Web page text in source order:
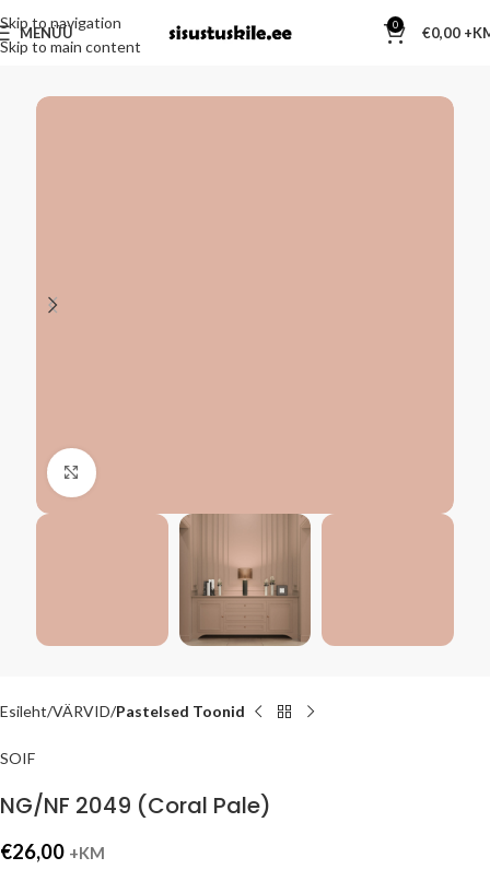
Skip to navigation
Skip to main content
MENÜÜ 0 €0,00
Kliki suurendamiseks
Esileht VÄRVID Pastelsed Toonid
SOIF
NG/NF 2049 (Coral Pale)
€26,00 +KM